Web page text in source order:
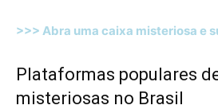
>>> Abra uma caixa misteriosa e
Plataformas populares
misteriosas no Brasil